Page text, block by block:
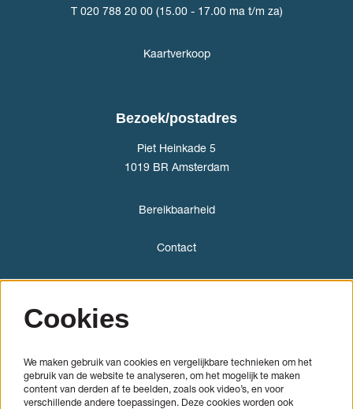
T 020 788 20 00 (15.00 - 17.00 ma t/m za)
Kaartverkoop
Bezoek/postadres
Piet Heinkade 5
1019 BR Amsterdam
Bereikbaarheid
Contact
Volg ons
Cookies
We maken gebruik van cookies en vergelijkbare technieken om het
gebruik van de website te analyseren, om het mogelijk te maken
content van derden af te beelden, zoals ook video’s, en voor
verschillende andere toepassingen. Deze cookies worden ook